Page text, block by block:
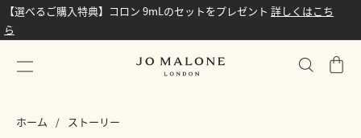
【選べるご購入特典】コロン 9mLのセットをプレゼント 詳しくはこち
ら
シ
ホーム ストーリー